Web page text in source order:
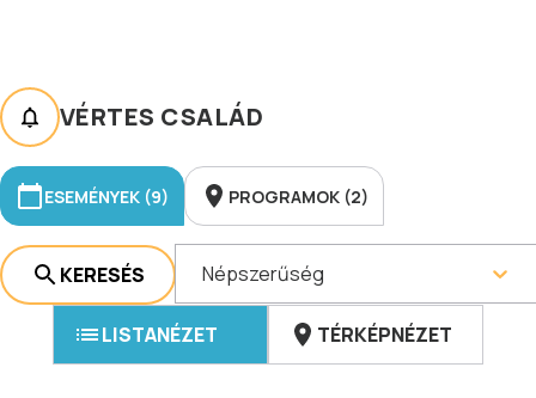
VÉRTES CSALÁD
ESEMÉNYEK (9) PROGRAMOK (2)
KERESÉS Népszerűség
LISTANÉZET TÉRKÉPNÉZET